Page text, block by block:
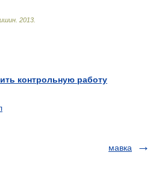
2013
контрольную работу
мавка